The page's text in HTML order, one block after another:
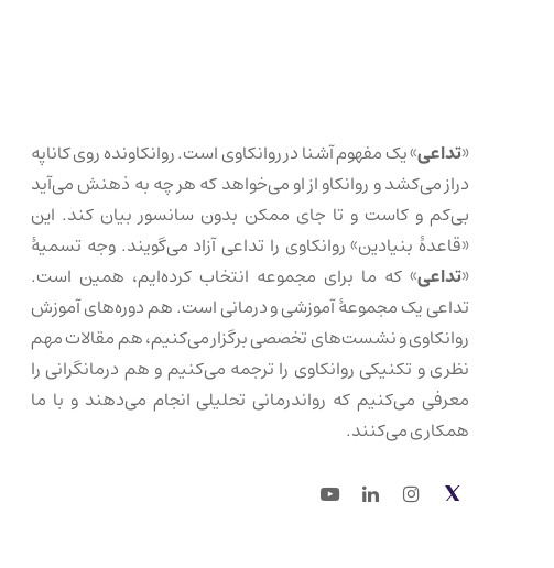
«تداعی» یک مفهوم آشنا در روانکاوی است. روانکاونده روی کاناپه
دراز می‌کشد و روانکاو از او می‌خواهد که هر چه به ذهنش می‌آید
بی‌کم و کاست و تا جای ممکن بدون سانسور بیان کند. این
«قاعدهٔ بنیادین» روانکاوی را تداعی آزاد می‌گویند. وجه تسمیهٔ
«تداعی» که ما برای مجموعه انتخاب کرده‌ایم، همین است.
تداعی یک مجموعهٔ آموزشی و درمانی است. هم دوره‌های آموزش
روانکاوی و نشست‌های تخصصی برگزار می‌کنیم، هم مقالات مهم
نظری و تکنیکی روانکاوی را ترجمه می‌کنیم و هم درمانگرانی را
معرفی می‌کنیم که رواندرمانی تحلیلی انجام می‌دهند و با ما
همکاری می‌کنند.
Twitter
Instagram
LinkedIn
Youtube